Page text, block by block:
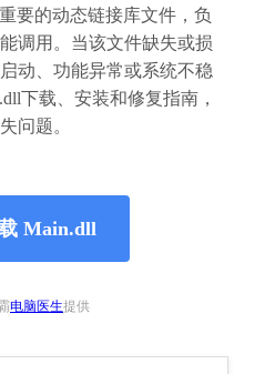
要的动态链接库文件，负
调用。当该文件缺失或损
动、功能异常或系统不稳
下载、安装和修复指南，
问题。
Main.dll
电脑医生提供